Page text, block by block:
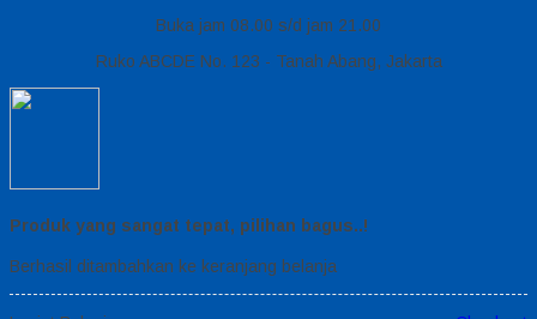
Buka jam 08.00 s/d jam 21.00
Ruko ABCDE No. 123 - Tanah Abang, Jakarta
Produk yang sangat tepat, pilihan bagus..!
Berhasil ditambahkan ke keranjang belanja